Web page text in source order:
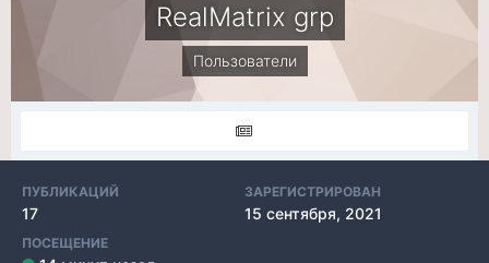
RealMatrix grp
Пользователи
ПУБЛИКАЦИЙ
17
ЗАРЕГИСТРИРОВАН
15 сентября, 2021
ПОСЕЩЕНИЕ